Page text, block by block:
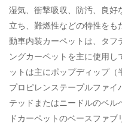
湿気、衝撃吸収、防汚、良好
立ち、難燃性などの特性をも
動車内装カーペットは、タフ
ングカーペットを主に使用し
ットは主にポップディップ（
プロピレンステープルファイ
テッドまたはニードルのベル
ドカーペットのベースファ